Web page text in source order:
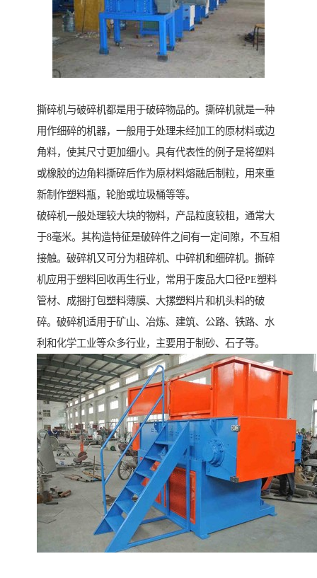
撕碎机与破碎机都是用于破碎物品的。撕碎机就是一种
用作细碎的机器，一般用于处理未经加工的原材料或边
角料，使其尺寸更加细小。具有代表性的例子是将塑料
或橡胶的边角料撕碎后作为原材料熔融后制粒，用来重
新制作塑料瓶，轮胎或垃圾桶等等。
破碎机一般处理较大块的物料，产品粒度较粗，通常大
于8毫米。其构造特征是破碎件之间有一定间隙，不互相
接触。破碎机又可分为粗碎机、中碎机和细碎机。撕碎
机应用于塑料回收再生行业，常用于废品大口径PE塑料
管材、成捆打包塑料薄膜、大摞塑料片和机头料的破
碎。破碎机适用于矿山、冶炼、建筑、公路、铁路、水
利和化学工业等众多行业，主要用于制砂、石子等。